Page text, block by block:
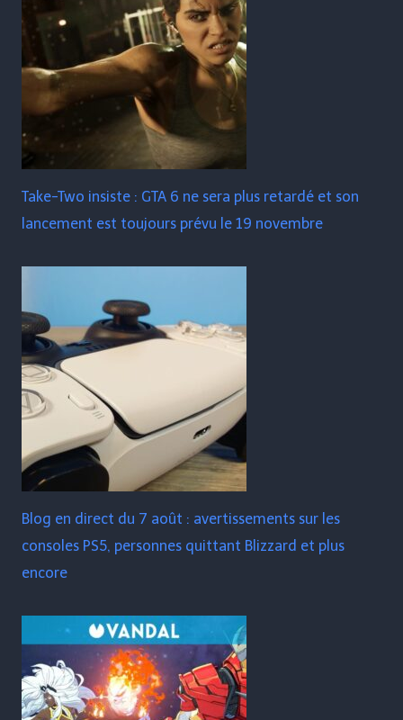
Take-Two insiste : GTA 6 ne sera plus retardé et son
lancement est toujours prévu le 19 novembre
Blog en direct du 7 août : avertissements sur les
consoles PS5, personnes quittant Blizzard et plus
encore